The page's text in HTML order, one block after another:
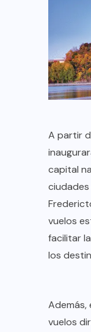
A partir
capital
ciudades
vuelos
facilitar
los
Además,
vuelos